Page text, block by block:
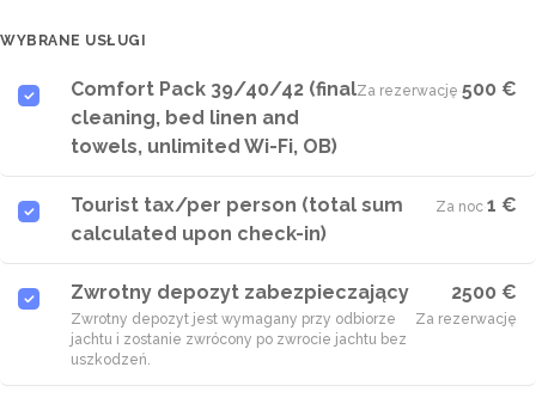
WYBRANE USŁUGI
Comfort Pack 39/40/42 (final
cleaning, bed linen and
towels, unlimited Wi-Fi, OB)
Za rezerwację·500 €
Tourist tax/per person (total sum
calculated upon check-in)
Za noc·1 €
Zwrotny depozyt zabezpieczający
Zwrotny depozyt jest wymagany przy odbiorze
jachtu i zostanie zwrócony po zwrocie jachtu bez
uszkodzeń.
2500 €
Za rezerwację